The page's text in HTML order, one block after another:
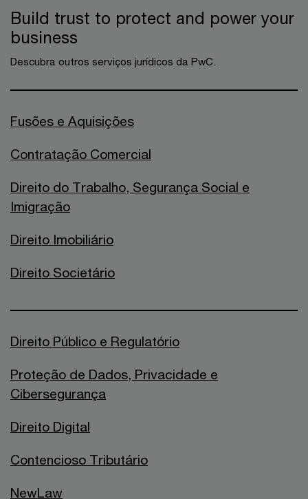
Build trust to protect and power your
business
Descubra outros serviços jurídicos da PwC.
Fusões e Aquisições
Contratação Comercial
Direito do Trabalho, Segurança Social e
Imigração
Direito Imobiliário
Direito Societário
Direito Público e Regulatório
Proteção de Dados, Privacidade e
Cibersegurança
Direito Digital
Contencioso Tributário
NewLaw